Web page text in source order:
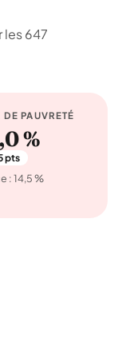
647
DE PAUVRETÉ
%
pts
: 14,5 %